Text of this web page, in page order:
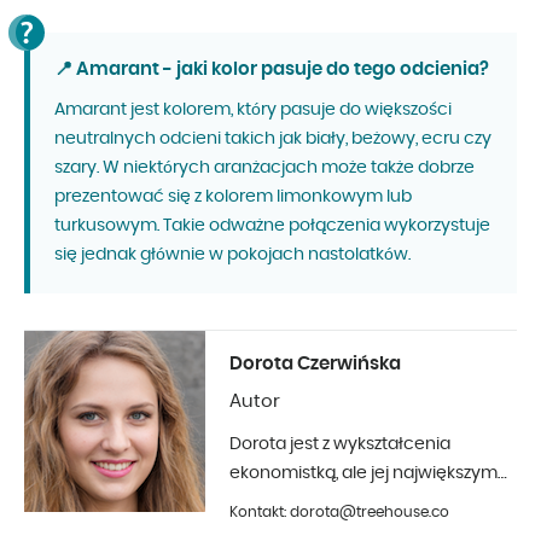
📍 Amarant - jaki kolor pasuje do tego odcienia?
Amarant jest kolorem, który pasuje do większości
neutralnych odcieni takich jak biały, beżowy, ecru czy
szary. W niektórych aranżacjach może także dobrze
prezentować się z kolorem limonkowym lub
turkusowym. Takie odważne połączenia wykorzystuje
się jednak głównie w pokojach nastolatków.
Dorota Czerwińska
Autor
Dorota jest z wykształcenia
ekonomistką, ale jej największym
hobby jest fotografia i aranżacja
Kontakt: dorota@treehouse.co